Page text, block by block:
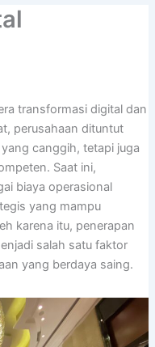
transformasi digital dan
perusahaan dituntut
canggih, tetapi juga
Saat ini,
biaya operasional
yang mampu
karena itu, penerapan
salah satu faktor
yang berdaya saing.